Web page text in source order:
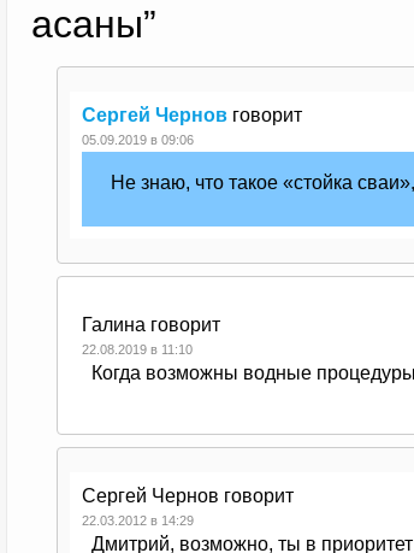
асаны”
Сергей Чернов говорит
05.09.2019 в 09:06
Не знаю, что такое «стойка
Галина говорит
22.08.2019 в 11:10
Когда возможны водные
Сергей Чернов говорит
22.03.2012 в 14:29
Дмитрий, возможно, ты в